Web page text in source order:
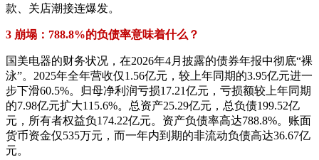
款、关店潮接连爆发。
3 崩塌：788.8%的负债率意味着什么？
国美电器的财务状况，在2026年4月披露的债券年报中彻底“裸
泳”。2025年全年营收仅1.56亿元，较上年同期的3.95亿元进一
步下滑60.5%。归母净利润亏损17.21亿元，亏损额较上年同期
的7.98亿元扩大115.6%。总资产25.29亿元，总负债199.52亿
元，所有者权益负174.22亿元。资产负债率高达788.8%。账面
货币资金仅535万元，而一年内到期的非流动负债高达36.67亿
元。